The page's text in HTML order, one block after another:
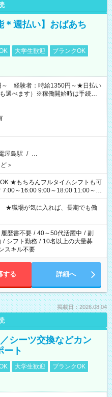
＊週払い】おばあち
大学生歓迎
ブランクOK
～ 経験者：時給1350円～★日払い
選べます）※稼働開始時は手続き完
。
屋島駅 / …
＞
も可
～16:00 9:00～18:00 11:00～
きません ※法令に基づき、週20時
入対象となります ※労働者派遣法
より、短時間・短期間の就業はご
★職場が気に入れば、長期でも働
履歴書不要 / 40～50代活躍中 / 副
/ シフト勤務 / 10名以上の大量募
スキル不要
する 詳細へ
掲載日：2026.08.04
シーツ交換などカン
ート
大学生歓迎
ブランクOK